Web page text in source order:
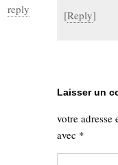
reply
[Reply]
Laisser un
votre adresse
avec *
Web-